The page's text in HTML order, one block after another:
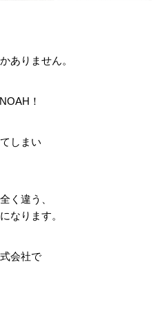
ありません。
！
しまい
く違う、
なります。
会社で